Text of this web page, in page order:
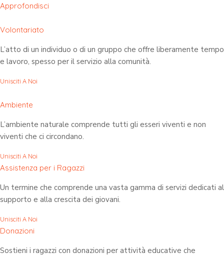
Approfondisci
Volontariato
L’atto di un individuo o di un gruppo che offre liberamente tempo
e lavoro, spesso per il servizio alla comunità.
Unisciti A Noi
Ambiente
L’ambiente naturale comprende tutti gli esseri viventi e non
viventi che ci circondano.
Unisciti A Noi
Assistenza per i Ragazzi
Un termine che comprende una vasta gamma di servizi dedicati al
supporto e alla crescita dei giovani.
Unisciti A Noi
Donazioni
Sostieni i ragazzi con donazioni per attività educative che